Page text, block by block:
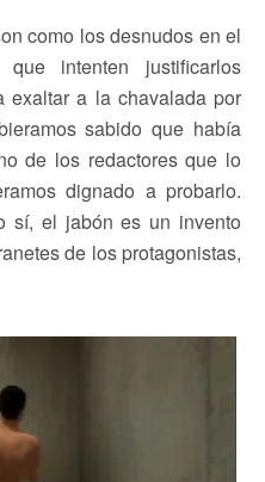
como los desnudos en el
intenten justificarlos
exaltar a la chavalada por
sabido que había
de los redactores que lo
dignado a probarlo.
sí, el jabón es un invento
de los protagonistas,